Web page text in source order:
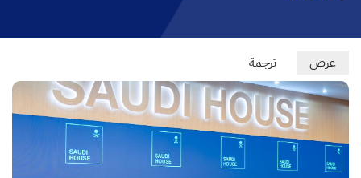
Primary
tabs
عرض
التبويب
النشطة)
ترجمة